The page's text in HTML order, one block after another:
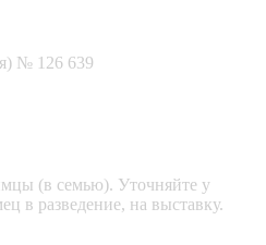
№ 126 639
(в семью). Уточняйте у
в разведение, на выставку.